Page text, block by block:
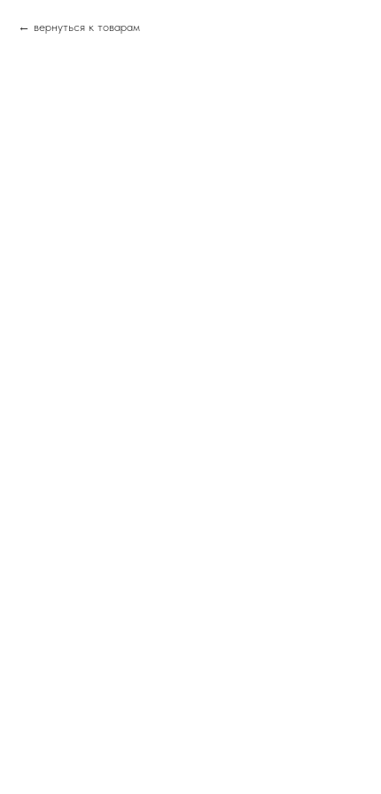
вернуться к товарам